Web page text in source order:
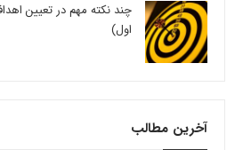
چند نکته مهم در تعیین
اول)
آخرین مطالب